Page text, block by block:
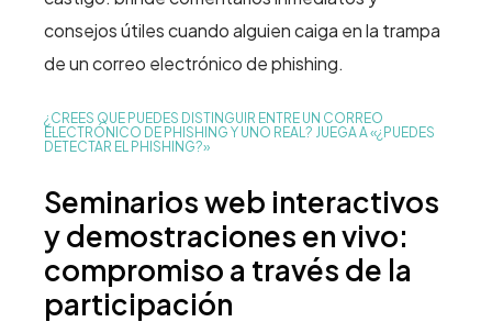
consejos útiles cuando alguien caiga en la trampa
de un correo electrónico de phishing.
¿CREES QUE PUEDES DISTINGUIR ENTRE UN CORREO
ELECTRÓNICO DE PHISHING Y UNO REAL? JUEGA A «¿PUEDES
DETECTAR EL PHISHING?»
Seminarios web interactivos
y demostraciones en vivo:
compromiso a través de la
participación